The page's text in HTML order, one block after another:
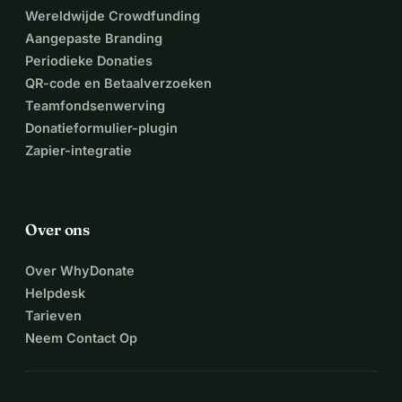
Wereldwijde Crowdfunding
Aangepaste Branding
Periodieke Donaties
QR-code en Betaalverzoeken
Teamfondsenwerving
Donatieformulier-plugin
Zapier-integratie
Over ons
Over WhyDonate
Helpdesk
Tarieven
Neem Contact Op